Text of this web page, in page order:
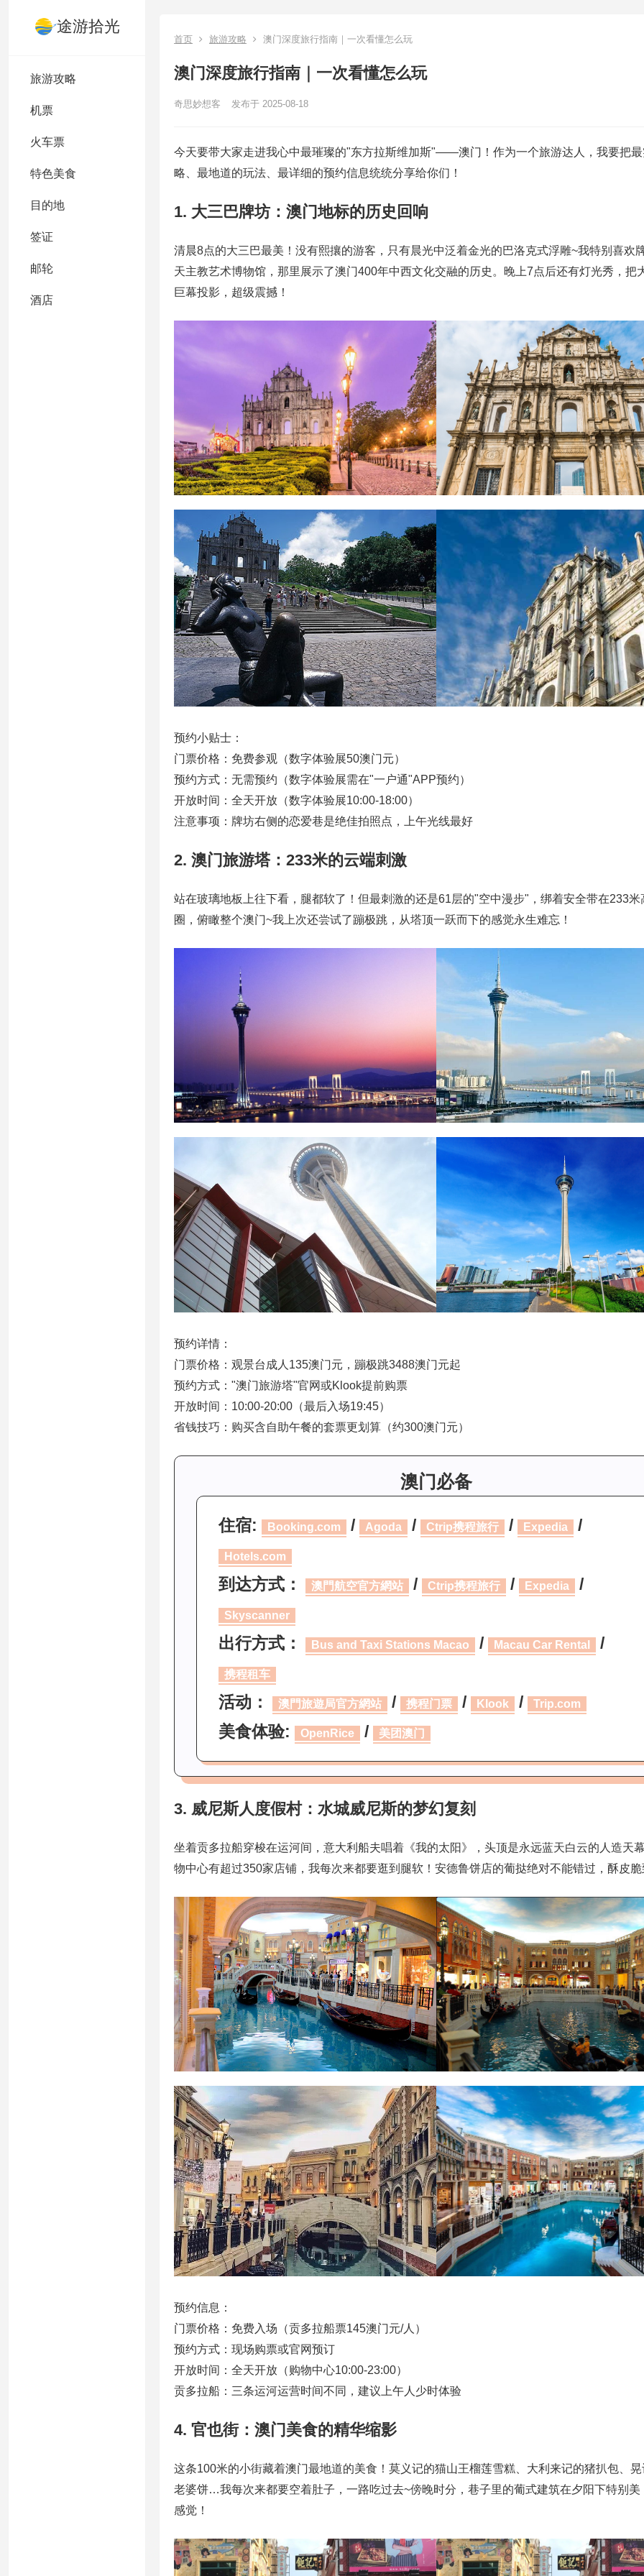
途游拾光
旅游攻略
机票
火车票
特色美食
目的地
签证
邮轮
酒店
首页 旅游攻略 澳门深度旅行指南｜一次看懂怎么玩
澳门深度旅行指南｜一次看懂怎么玩
奇思妙想客 发布于 2025-08-18
今天要带大家走进我心中最璀璨的"东方拉斯维加斯"——澳门！作为一个旅游达人，我要把
略、最地道的玩法、最详细的预约信息统统分享给你们！
1. 大三巴牌坊：澳门地标的历史回响
清晨8点的大三巴最美！没有熙攘的游客，只有晨光中泛着金光的巴洛克式浮雕~我特别喜欢
天主教艺术博物馆，那里展示了澳门400年中西文化交融的历史。晚上7点后还有灯光秀，把
巨幕投影，超级震撼！
预约小贴士：
门票价格：免费参观（数字体验展50澳门元）
预约方式：无需预约（数字体验展需在"一户通"APP预约）
开放时间：全天开放（数字体验展10:00-18:00）
注意事项：牌坊右侧的恋爱巷是绝佳拍照点，上午光线最好
2. 澳门旅游塔：233米的云端刺激
站在玻璃地板上往下看，腿都软了！但最刺激的还是61层的"空中漫步"，绑着安全带在233米
圈，俯瞰整个澳门~我上次还尝试了蹦极跳，从塔顶一跃而下的感觉永生难忘！
预约详情：
门票价格：观景台成人135澳门元，蹦极跳3488澳门元起
预约方式："澳门旅游塔"官网或Klook提前购票
开放时间：10:00-20:00（最后入场19:45）
省钱技巧：购买含自助午餐的套票更划算（约300澳门元）
澳门必备
住宿: Booking.com / Agoda / Ctrip携程旅行 / Expedia /
Hotels.com
到达方式： 澳門航空官方網站 / Ctrip携程旅行 / Expedia /
Skyscanner
出行方式： Bus and Taxi Stations Macao / Macau Car Rental /
携程租车
活动： 澳門旅遊局官方網站 / 携程门票 / Klook / Trip.com
美食体验: OpenRice / 美团澳门
3. 威尼斯人度假村：水城威尼斯的梦幻复刻
坐着贡多拉船穿梭在运河间，意大利船夫唱着《我的太阳》，头顶是永远蓝天白云的人造天
物中心有超过350家店铺，我每次来都要逛到腿软！安德鲁饼店的葡挞绝对不能错过，酥皮
预约信息：
门票价格：免费入场（贡多拉船票145澳门元/人）
预约方式：现场购票或官网预订
开放时间：全天开放（购物中心10:00-23:00）
贡多拉船：三条运河运营时间不同，建议上午人少时体验
4. 官也街：澳门美食的精华缩影
这条100米的小街藏着澳门最地道的美食！莫义记的猫山王榴莲雪糕、大利来记的猪扒包、
老婆饼…我每次来都要空着肚子，一路吃过去~傍晚时分，巷子里的葡式建筑在夕阳下特别美
感觉！